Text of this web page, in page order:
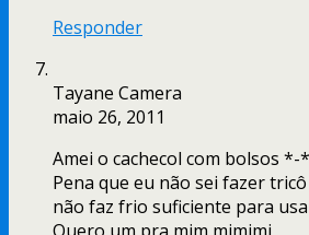
Responder
Tayane Camera
maio 26, 2011
Amei o cachecol com bolsos *-*
Pena que eu não sei fazer
não faz frio suficiente para